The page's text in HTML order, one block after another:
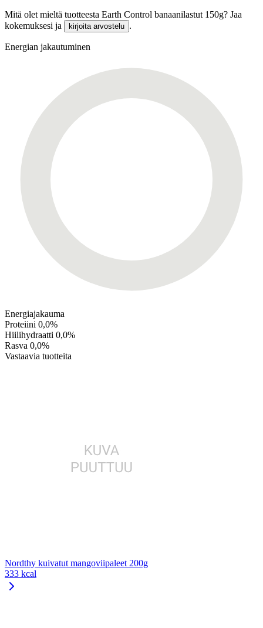
Mitä olet mieltä tuotteesta Earth Control banaanilastut 150g? Jaa
kokemuksesi ja
kirjoita arvostelu .
Energian jakautuminen
Energiajakauma
Proteiini 0,0%
Hiilihydraatti 0,0%
Rasva 0,0%
Vastaavia tuotteita
Nordthy kuivatut mangoviipaleet 200g
333 kcal